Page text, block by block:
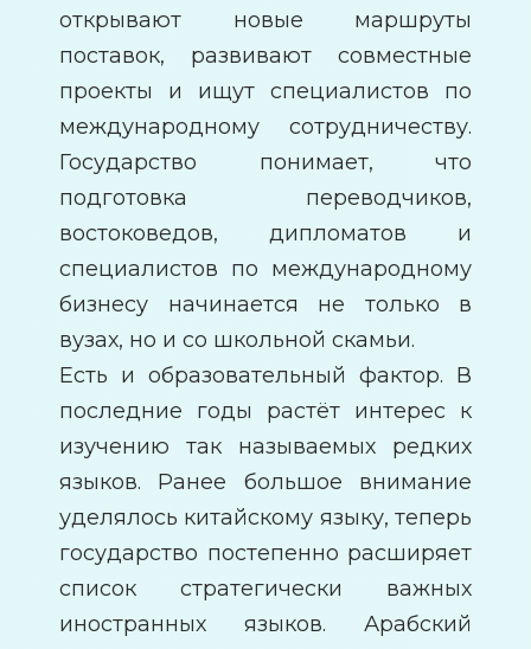
открывают новые маршруты
поставок, развивают совместные
проекты и ищут специалистов по
международному сотрудничеству.
Государство понимает, что
подготовка переводчиков,
востоковедов, дипломатов и
специалистов по международному
бизнесу начинается не только в
вузах, но и со школьной скамьи.
Есть и образовательный фактор. В
последние годы растёт интерес к
изучению так называемых редких
языков. Ранее большое внимание
уделялось китайскому языку, теперь
государство постепенно расширяет
список стратегически важных
иностранных языков. Арабский